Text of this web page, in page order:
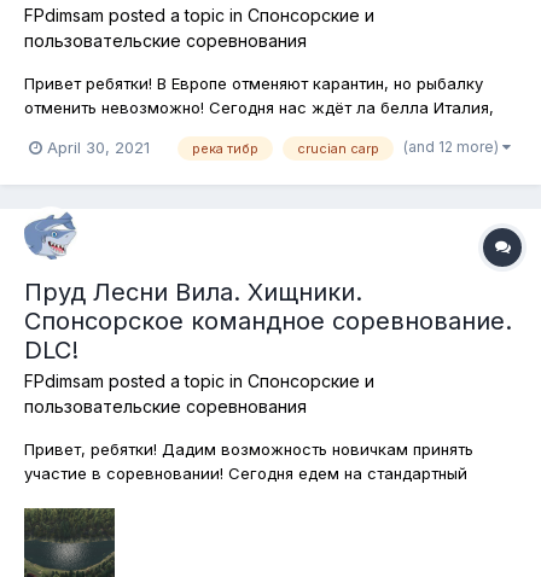
FPdimsam posted a topic in Спонсорские и
пользовательские соревнования
Привет ребятки! В Европе отменяют карантин, но рыбалку
отменить невозможно! Сегодня нас ждёт ла белла Италия,
то она, конечно, покажется не столь мелкой, но это уже дело
April 30, 2021 река тибр crucian carp (and 12 more)
Пруд Лесни Вила. Хищники.
Спонсорское командное соревнование.
DLC!
FPdimsam posted a topic in Спонсорские и
пользовательские соревнования
Привет, ребятки! Дадим возможность новичкам принять
участие в соревновании! Сегодня едем на стандартный
говорится, не фидером единым! И поэтому сегодня
запасаемся ультралёгкими спиннинговыми снастями, ибо
ловить мы будем леснивильских хищников...